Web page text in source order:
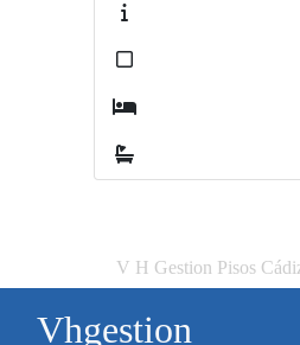
V H Gestion Pisos
Vhgestion